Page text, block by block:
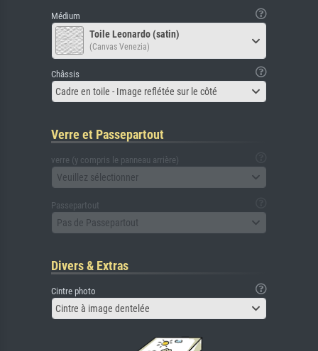
Médium
Toile Leonardo (satin)
(Canvas Venezia)
Châssis
Cadre en toile - Image reflétée sur le côté
Verre et Passepartout
verre (y compris le panneau arrière)
Veuillez sélectionner
Passepartout
Pas de Passepartout
Divers & Extras
Cintre photo
Cintre à image dentelée